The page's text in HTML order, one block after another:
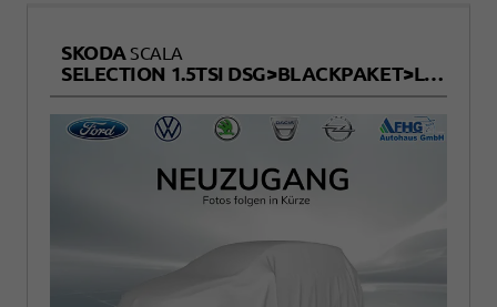
SKODA SCALA
SELECTION 1.5TSI DSG>BLACKPAKET>LED>SITZHEIZUNG